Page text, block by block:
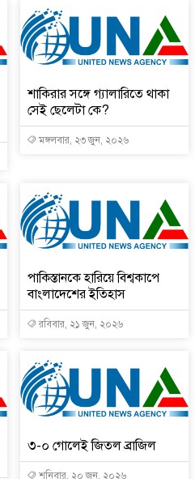
শাকিরার সঙ্গে গ্যালারিতে থাকা
সেই ছেলেটা কে?
মঙ্গলবার, ২৩ জুন, ২০২৬
পাকিস্তানকে হারিয়ে বিশ্বকাপে
বাংলাদেশের ইতিহাস
রবিবার, ২১ জুন, ২০২৬
৩-০ গোলেই জিতল ব্রাজিল
শনিবার, ২০ জুন, ২০২৬